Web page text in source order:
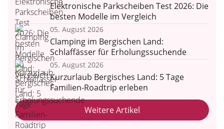
Elektronische Parkscheiben Test 2026: Die
besten Modelle im Vergleich
05. August 2026
Clamping im Bergischen Land:
Schlaffässer für Erholungssuchende
05. August 2026
Kurzurlaub Bergisches Land: 5 Tage
Familien-Roadtrip erleben
Weitere Artikel